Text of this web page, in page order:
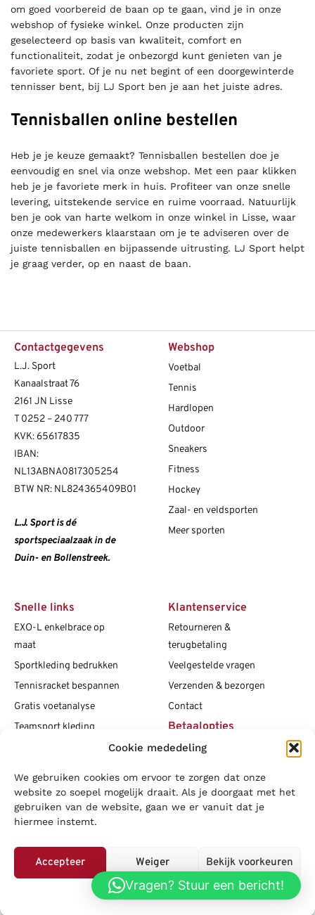
Cookie mededeling
We gebruiken cookies om ervoor te zorgen dat onze
website zo soepel mogelijk draait. Als je doorgaat met het
gebruiken van de website, gaan we er vanuit dat je
hiermee instemt.
Accepteer Weiger Bekijk voorkeuren
Privacybeleid
om goed voorbereid de baan op te gaan, vind je in onze
webshop of fysieke winkel. Onze producten zijn
geselecteerd op basis van kwaliteit, comfort en
functionaliteit, zodat je onbezorgd kunt genieten van je
favoriete sport. Of je nu net begint of een doorgewinterde
tennisser bent, bij LJ Sport ben je aan het juiste adres.
Tennisballen online bestellen
Heb je je keuze gemaakt? Tennisballen bestellen doe je
eenvoudig en snel via onze webshop. Met een paar klikken
heb je je favoriete merk in huis. Profiteer van onze snelle
levering, uitstekende service en ruime voorraad. Natuurlijk
ben je ook van harte welkom in onze winkel in Lisse, waar
onze medewerkers klaarstaan om je te adviseren over de
juiste tennisballen en bijpassende uitrusting. LJ Sport helpt
je graag verder, op en naast de baan.
Contactgegevens
L.J. Sport
Kanaalstraat 76
2161 JN Lisse
T0252 – 240 777
KVK: 65617835
IBAN:
NL13ABNA0817305254
BTW NR: NL824365409B01
L.J. Sport is dé
sportspeciaalzaak in de
Duin- en Bollenstreek.
Webshop
Voetbal
Tennis
Hardlopen
Outdoor
Sneakers
Fitness
Hockey
Zaal- en veldsporten
Meer sporten
Snelle links
EXO-L enkelbrace op
maat
Sportkleding bedrukken
Tennisracket bespannen
Gratis voetanalyse
Teamsport kleding
Vacatures
Blogs
Klantenservice
Retourneren &
terugbetaling
Veelgestelde vragen
Verzenden & bezorgen
Contact
Betaalopties
Social media
LOWA|Adidas| Mizuno| Nike|Speedo|Asics |Babolat|Falke
|
Superfeet
Vragen? Stuur een bericht!